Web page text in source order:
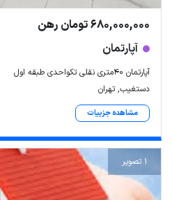
680,000,000 تومان رهن
آپارتمان
آپارتمان ۴۰متری نقلی تکواحدی طبقه اول
دستغیب, تهران
مشاهده جزییات
1 تصویر